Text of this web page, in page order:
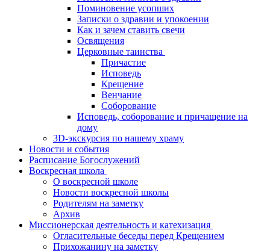
Поминовение усопших
Записки о здравии и упокоении
Как и зачем ставить свечи
Освящения
Церковные таинства
Причастие
Исповедь
Крещение
Венчание
Соборование
Исповедь, соборование и причащение на
дому
3D-экскурсия по нашему храму
Новости и события
Расписание Богослужений
Воскресная школа
О воскресной школе
Новости воскресной школы
Родителям на заметку
Архив
Миссионерская деятельность и катехизация
Огласительные беседы перед Крещением
Прихожанину на заметку